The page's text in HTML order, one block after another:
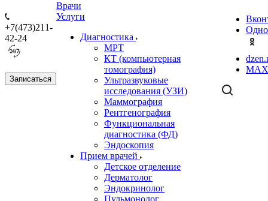
+7(473)211-
42-24
Записаться
Врачи
Услуги
Диагностика
МРТ
КТ (компьютерная
томография)
Ультразвуковые
исследования (УЗИ)
Маммография
Рентгенография
Функциональная
диагностика (ФД)
Эндоскопия
Прием врачей
Детское отделение
Дерматолог
Эндокринолог
Пульмонолог